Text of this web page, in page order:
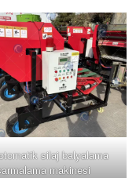
silaj balyalama
makinesi